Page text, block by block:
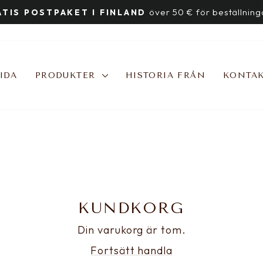
Stoppa
POSTPAKET I FINLAND över 50 € för
PRODUKTER HISTORIA FRÅN
KUNDKORG
Din varukorg är tom.
Fortsätt handla